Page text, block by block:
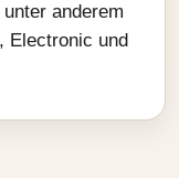
anderem
Electronic und